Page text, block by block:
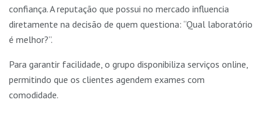
confiança. A reputação que possui no mercado influencia
diretamente na decisão de quem questiona: “Qual laboratório
é melhor?”.
Para garantir facilidade, o grupo disponibiliza serviços online,
permitindo que os clientes agendem exames com
comodidade.